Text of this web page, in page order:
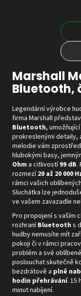
Marshall
Bluetooth,
Legendární výrobce
firma Marshall
Bluetooth,
prokreslenými detaily,
melodie vám
hlubokými basy,
Ohm a citlivostí 99 dB.
rozmezí 20 až 20 000
rámci vašich
Sluchátka lze
ve vašem zavazadle
Pro propojení s vaším
rozhraní Bluetooth s
hudby nemusíte mít
pokoji či v rámci
problém a své
poslouchat skutečně
bezdrátově a plně
hodin přehrávání. 15
minut nabíjení.